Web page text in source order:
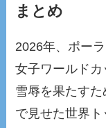
まとめ
2026年、ポー
女子ワールド
雪辱を果たす
で見せた世界